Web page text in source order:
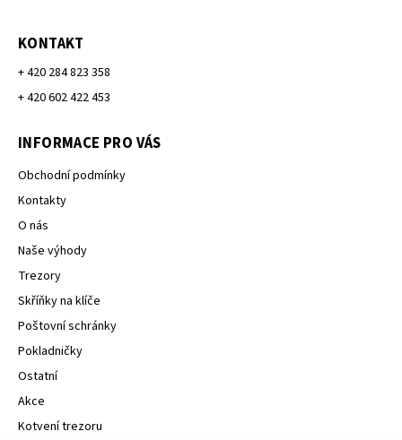
KONTAKT
+ 420 284 823 358
+ 420 602 422 453
INFORMACE PRO VÁS
Obchodní podmínky
Kontakty
O nás
Naše výhody
Trezory
Skříňky na klíče
Poštovní schránky
Pokladničky
Ostatní
Akce
Kotvení trezoru